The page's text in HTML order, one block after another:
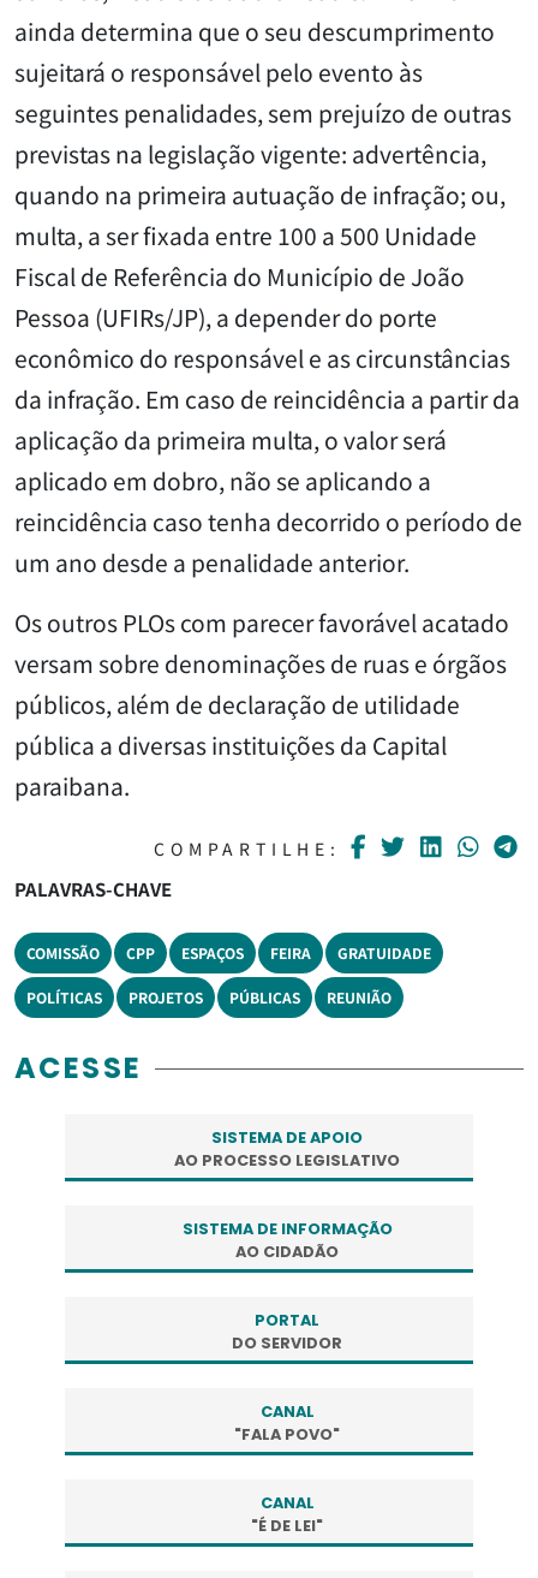
ainda determina que o seu descumprimento
sujeitará o responsável pelo evento às
seguintes penalidades, sem prejuízo de outras
previstas na legislação vigente: advertência,
quando na primeira autuação de infração; ou,
multa, a ser fixada entre 100 a 500 Unidade
Fiscal de Referência do Município de João
Pessoa (UFIRs/JP), a depender do porte
econômico do responsável e as circunstâncias
da infração. Em caso de reincidência a partir da
aplicação da primeira multa, o valor será
aplicado em dobro, não se aplicando a
reincidência caso tenha decorrido o período de
um ano desde a penalidade anterior.
Os outros PLOs com parecer favorável acatado
versam sobre denominações de ruas e órgãos
públicos, além de declaração de utilidade
pública a diversas instituições da Capital
paraibana.
COMPARTILHE:
PALAVRAS-CHAVE
COMISSÃO CPP ESPAÇOS FEIRA GRATUIDADE
POLÍTICAS PROJETOS PÚBLICAS REUNIÃO
ACESSE
SISTEMA DE APOIO
AO PROCESSO LEGISLATIVO
SISTEMA DE INFORMAÇÃO
AO CIDADÃO
PORTAL
DO SERVIDOR
CANAL
"FALA POVO"
CANAL
"É DE LEI"